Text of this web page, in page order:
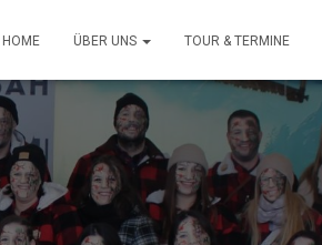
HOME ÜBER UNS TOUR & TERMINE